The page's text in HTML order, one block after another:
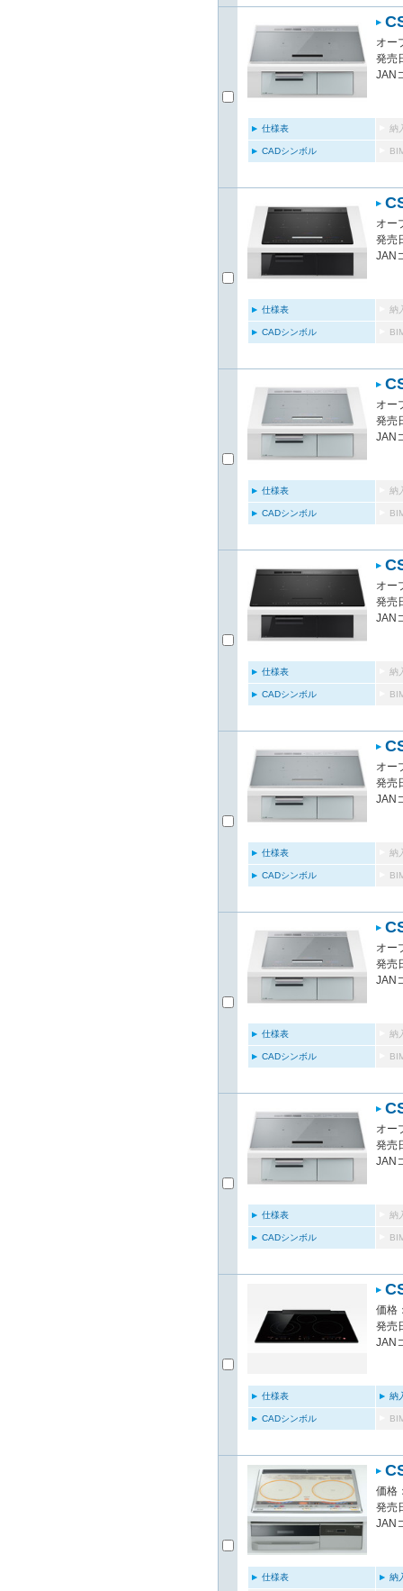
オー
発売
JAN
仕様表 納
CADシンボル
オー
発売
JAN
仕様表 納
CADシンボル
オー
発売
JAN
仕様表 納
CADシンボル
オー
発売
JAN
仕様表 納
CADシンボル
オー
発売
JAN
仕様表 納
CADシンボル
オー
発売
JAN
仕様表 納
CADシンボル
オー
発売
JAN
仕様表 納
CADシンボル
価格
発売
JAN
仕様表 納
CADシンボル
価格
発売
JAN
仕様表 納